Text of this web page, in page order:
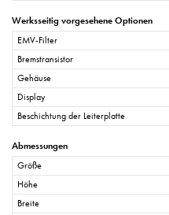
Werksseitig vorgesehene Optionen
EMV-Filter
Bremstransistor
Gehäuse
Display
Beschichtung der Leiterplatte
Abmessungen
Größe
Höhe
Breite